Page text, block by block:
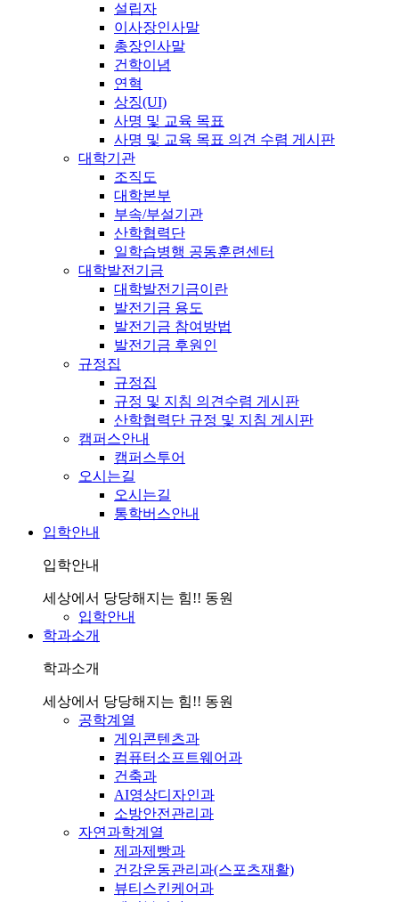
설립자
이사장인사말
총장인사말
건학이념
연혁
상징(UI)
사명 및 교육 목표
사명 및 교육 목표 의견 수렴 게시판
대학기관
조직도
대학본부
부속/부설기관
산학협력단
일학습병행 공동훈련센터
대학발전기금
대학발전기금이란
발전기금 용도
발전기금 참여방법
발전기금 후원인
규정집
규정집
규정 및 지침 의견수렴 게시판
산학협력단 규정 및 지침 게시판
캠퍼스안내
캠퍼스투어
오시는길
오시는길
통학버스안내
입학안내
입학안내
세상에서 당당해지는 힘!! 동원
입학안내
학과소개
학과소개
세상에서 당당해지는 힘!! 동원
공학계열
게임콘텐츠과
컴퓨터소프트웨어과
건축과
AI영상디자인과
소방안전관리과
자연과학계열
제과제빵과
건강운동관리과(스포츠재활)
뷰티스킨케어과